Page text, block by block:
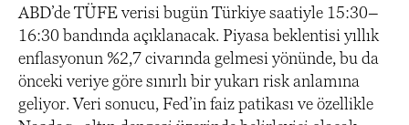
ABD’de TÜFE verisi bugün Türkiye saatiyle 15:30–
16:30 bandında açıklanacak. Piyasa beklentisi yıllık
enflasyonun %2,7 civarında gelmesi yönünde, bu da
önceki veriye göre sınırlı bir yukarı risk anlamına
geliyor. Veri sonucu, Fed’in faiz patikası ve özellikle